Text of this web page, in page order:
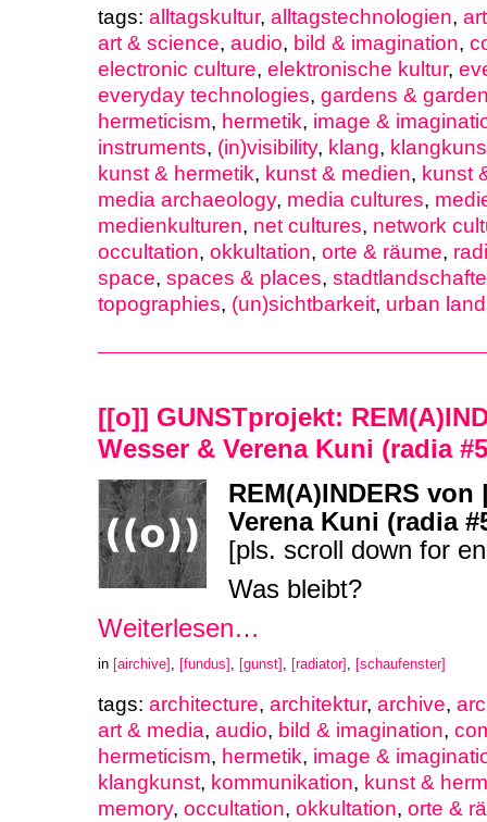
tags: alltagskultur, alltagstechnologien,
art & science, audio, bild & imagination,
electronic culture, elektronische kultur,
everyday technologies, gardens &
hermeticism, hermetik, image &
instruments, (in)visibility, klang,
kunst & hermetik, kunst & medien, kunst
media archaeology, media cultures,
medienkulturen, net cultures, network
occultation, okkultation, orte & räume,
space, spaces & places,
topographies, (un)sichtbarkeit, urban
[[o]] GUNSTprojekt:
Wesser & Verena Kuni (radia
REM(A)INDERS
Verena Kuni (radia
[pls. scroll down for
Was bleibt?
Weiterlesen…
in [airchive] [fundus] [gunst] [radiator] [schaufenster]
tags: architecture, architektur, archive,
art & media, audio, bild & imagination,
hermeticism, hermetik, image &
klangkunst, kommunikation, kunst &
memory, occultation, okkultation, orte &